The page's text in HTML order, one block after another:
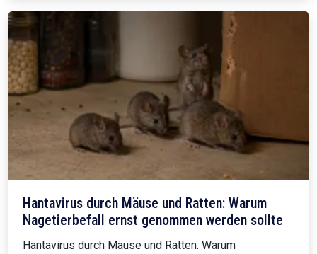
Hantavirus durch Mäuse und Ratten: Warum
Nagetierbefall ernst genommen werden sollte
Hantavirus durch Mäuse und Ratten: Warum